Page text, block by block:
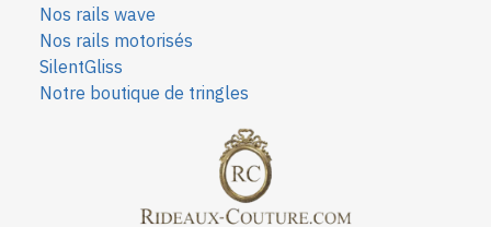
Nos rails wave
Nos rails motorisés
SilentGliss
Notre boutique de tringles